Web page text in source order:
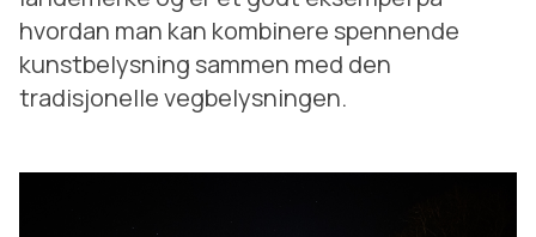
hvordan man kan kombinere spennende
kunstbelysning sammen med den
tradisjonelle vegbelysningen.